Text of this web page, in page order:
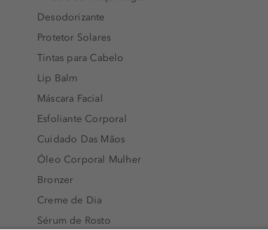
Desodorizante
Protetor Solares
Tintas para Cabelo
Lip Balm
Máscara Facial
Esfoliante Corporal
Cuidado Das Mãos
Óleo Corporal Mulher
Bronzer
Creme de Dia
Sérum de Rosto